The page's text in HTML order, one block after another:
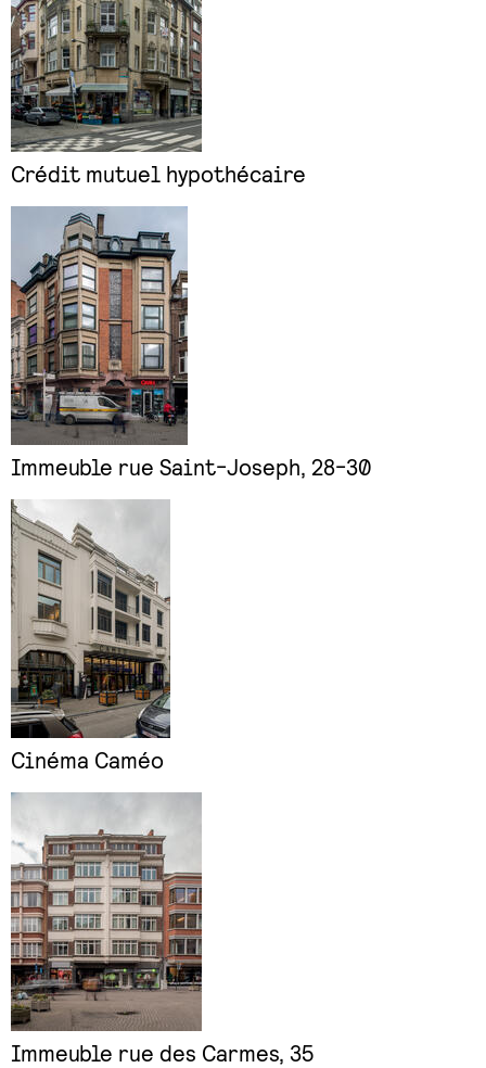
Crédit mutuel hypothécaire
Immeuble rue Saint-Joseph, 28-30
Cinéma Caméo
Immeuble rue des Carmes, 35